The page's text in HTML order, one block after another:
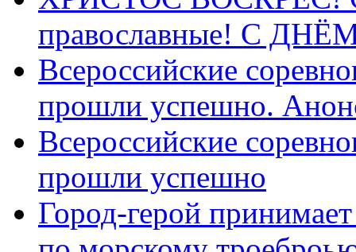
православные! C
Всероссийские
прошли успешно.
Всероссийские
прошли успешно
Город-герой